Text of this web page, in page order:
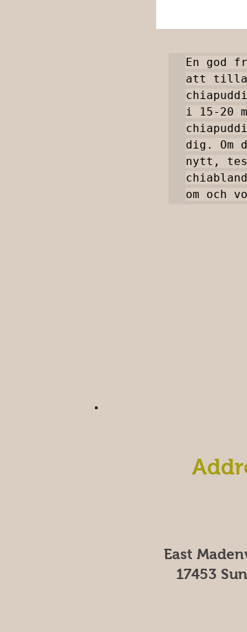
En god
att
i 15-20
dig. Om
nytt,
om och
East
17453